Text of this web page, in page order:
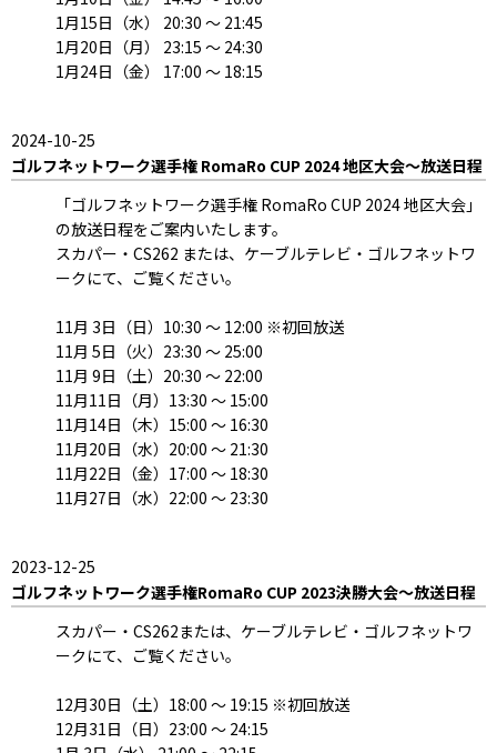
1月15日（水） 20:30 ～ 21:45
1月20日（月） 23:15 ～ 24:30
1月24日（金） 17:00 ～ 18:15
2024-10-25
ゴルフネットワーク選手権 RomaRo CUP 2024 地区大会～放送日程
「ゴルフネットワーク選手権 RomaRo CUP 2024 地区大会」
の放送日程をご案内いたします。
スカパー・CS262 または、ケーブルテレビ・ゴルフネットワ
ークにて、ご覧ください。
11月 3日（日）10:30 ～ 12:00 ※初回放送
11月 5日（火）23:30 ～ 25:00
11月 9日（土）20:30 ～ 22:00
11月11日（月）13:30 ～ 15:00
11月14日（木）15:00 ～ 16:30
11月20日（水）20:00 ～ 21:30
11月22日（金）17:00 ～ 18:30
11月27日（水）22:00 ～ 23:30
2023-12-25
ゴルフネットワーク選手権RomaRo CUP 2023決勝大会～放送日程
スカパー・CS262または、ケーブルテレビ・ゴルフネットワ
ークにて、ご覧ください。
12月30日（土）18:00 ～ 19:15 ※初回放送
12月31日（日）23:00 ～ 24:15